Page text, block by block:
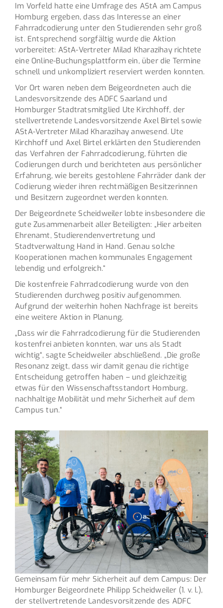
Im Vorfeld hatte eine Umfrage des AStA am Campus
Homburg ergeben, dass das Interesse an einer
Fahrradcodierung unter den Studierenden sehr groß
ist. Entsprechend sorgfältig wurde die Aktion
vorbereitet: AStA-Vertreter Milad Kharazihay richtete
eine Online-Buchungsplattform ein, über die Termine
schnell und unkompliziert reserviert werden konnten.
Vor Ort waren neben dem Beigeordneten auch die
Landesvorsitzende des ADFC Saarland und
Homburger Stadtratsmitglied Ute Kirchhoff, der
stellvertretende Landesvorsitzende Axel Birtel sowie
AStA-Vertreter Milad Kharazihay anwesend. Ute
Kirchhoff und Axel Birtel erklärten den Studierenden
das Verfahren der Fahrradcodierung, führten die
Codierungen durch und berichteten aus persönlicher
Erfahrung, wie bereits gestohlene Fahrräder dank der
Codierung wieder ihren rechtmäßigen Besitzerinnen
und Besitzern zugeordnet werden konnten.
Der Beigeordnete Scheidweiler lobte insbesondere die
gute Zusammenarbeit aller Beteiligten: „Hier arbeiten
Ehrenamt, Studierendenvertretung und
Stadtverwaltung Hand in Hand. Genau solche
Kooperationen machen kommunales Engagement
lebendig und erfolgreich.“
Die kostenfreie Fahrradcodierung wurde von den
Studierenden durchweg positiv aufgenommen.
Aufgrund der weiterhin hohen Nachfrage ist bereits
eine weitere Aktion in Planung.
„Dass wir die Fahrradcodierung für die Studierenden
kostenfrei anbieten konnten, war uns als Stadt
wichtig“, sagte Scheidweiler abschließend. „Die große
Resonanz zeigt, dass wir damit genau die richtige
Entscheidung getroffen haben – und gleichzeitig
etwas für den Wissenschaftsstandort Homburg,
nachhaltige Mobilität und mehr Sicherheit auf dem
Campus tun.“
Gemeinsam für mehr Sicherheit auf dem Campus: Der
Homburger Beigeordnete Philipp Scheidweiler (1. v. l.),
der stellvertretende Landesvorsitzende des ADFC